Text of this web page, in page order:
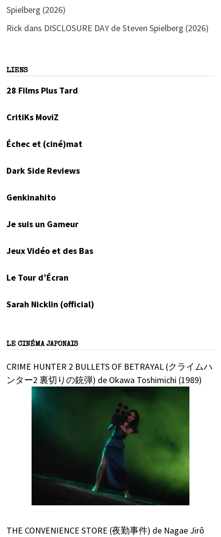
Spielberg (2026)
Rick dans DISCLOSURE DAY de Steven Spielberg (2026)
LIENS
28 Films Plus Tard
CritiKs MoviZ
Échec et (ciné)mat
Dark Side Reviews
Genkinahito
Je suis un Gameur
Jeux Vidéo et des Bas
Le Tour d’Écran
Sarah Nicklin (official)
LE CINÉMA JAPONAIS
CRIME HUNTER 2 BULLETS OF BETRAYAL (クライムハ
ンター2 裏切りの銃弾) de Okawa Toshimichi (1989)
THE CONVENIENCE STORE (夜勤事件) de Nagae Jirô